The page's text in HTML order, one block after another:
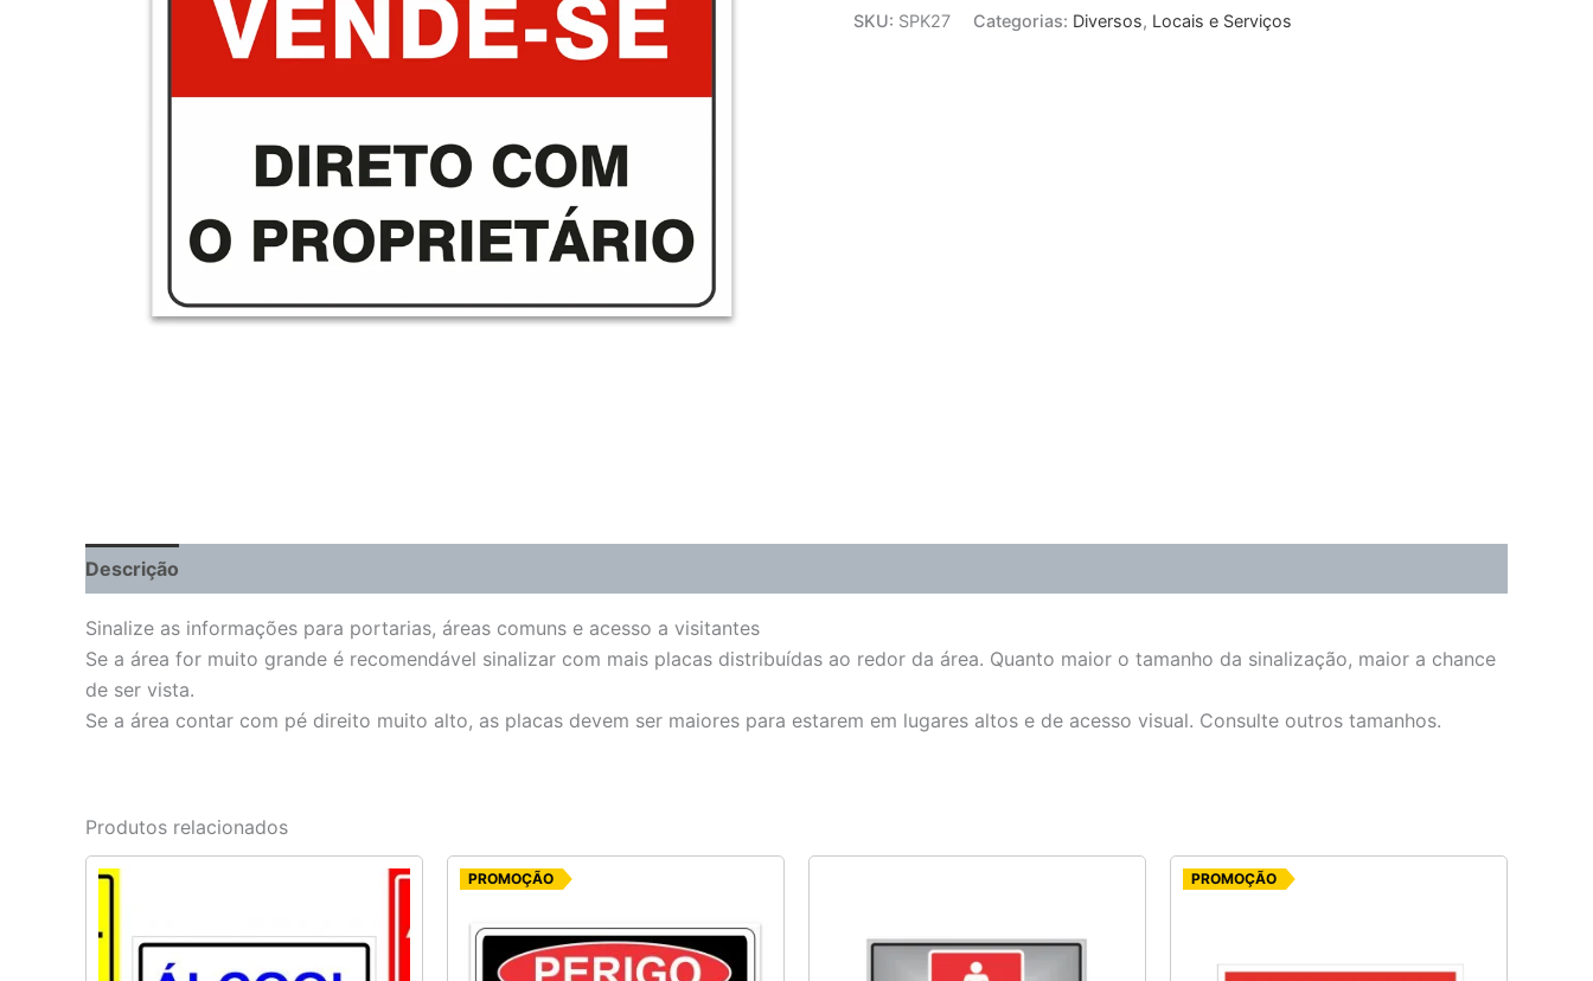
SKU: SPK27 Categorias: Diversos, Locais e Serviços
Descrição
Sinalize as informações para portarias, áreas comuns e acesso a visitantes
Se a área for muito grande é recomendável sinalizar com mais placas distribuídas ao redor da área. Quanto maior o tamanho da sinalização, maior a chance
de ser vista.
Se a área contar com pé direito muito alto, as placas devem ser maiores para estarem em lugares altos e de acesso visual. Consulte outros tamanhos.
Produtos relacionados
Este
tem
PROMOÇÃO
O
preço
era:
R$ 6,25.
é:
R$ 5,00.
PROMOÇÃO
O
preço